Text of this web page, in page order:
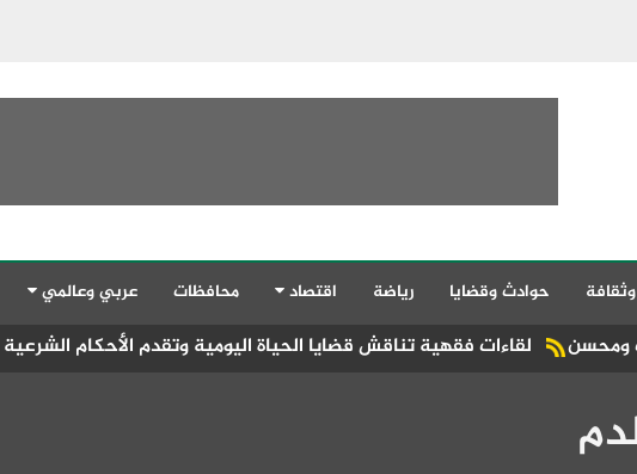
حوادث وقضايا رياضة اقتصاد محافظات عربي وعالمي
فقهية تناقش قضايا الحياة اليومية وتقدم الأحكام الشرعية بلغة مبسطة